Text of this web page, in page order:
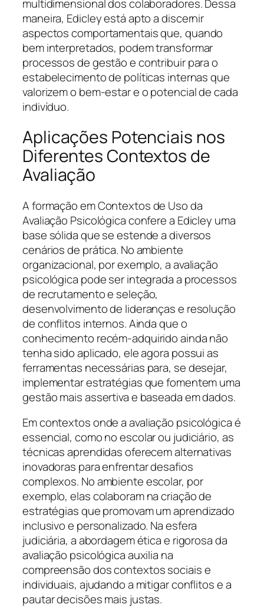
multidimensional dos colaboradores. Dessa
maneira, Edicley está apto a discernir
aspectos comportamentais que, quando
bem interpretados, podem transformar
processos de gestão e contribuir para o
estabelecimento de políticas internas que
valorizem o bem-estar e o potencial de cada
indivíduo.
Aplicações Potenciais nos
Diferentes Contextos de
Avaliação
A formação em Contextos de Uso da
Avaliação Psicológica confere a Edicley uma
base sólida que se estende a diversos
cenários de prática. No ambiente
organizacional, por exemplo, a avaliação
psicológica pode ser integrada a processos
de recrutamento e seleção,
desenvolvimento de lideranças e resolução
de conflitos internos. Ainda que o
conhecimento recém-adquirido ainda não
tenha sido aplicado, ele agora possui as
ferramentas necessárias para, se desejar,
implementar estratégias que fomentem uma
gestão mais assertiva e baseada em dados.
Em contextos onde a avaliação psicológica é
essencial, como no escolar ou judiciário, as
técnicas aprendidas oferecem alternativas
inovadoras para enfrentar desafios
complexos. No ambiente escolar, por
exemplo, elas colaboram na criação de
estratégias que promovam um aprendizado
inclusivo e personalizado. Na esfera
judiciária, a abordagem ética e rigorosa da
avaliação psicológica auxilia na
compreensão dos contextos sociais e
individuais, ajudando a mitigar conflitos e a
pautar decisões mais justas.